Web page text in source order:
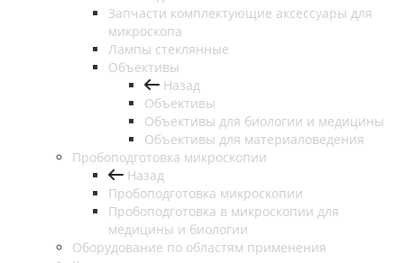
Запчасти комплектующие аксессуары для
микроскопа
Лампы стеклянные
Объективы
Назад
Объективы
Объективы для биологии и медицины
Объективы для материаловедения
Пробоподготовка микроскопии
Назад
Пробоподготовка микроскопии
Пробоподготовка в микроскопии для
медицины и биологии
Оборудование по областям применения